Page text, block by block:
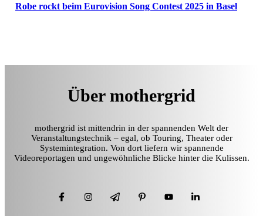
Robe rockt beim Eurovision Song Contest 2025 in Basel
Über mothergrid
mothergrid ist mittendrin in der spannenden Welt der
Veranstaltungstechnik – egal, ob Touring, Theater oder
Systemintegration. Von dort liefern wir spannende
Videoreportagen und ungewöhnliche Blicke hinter die Kulissen.